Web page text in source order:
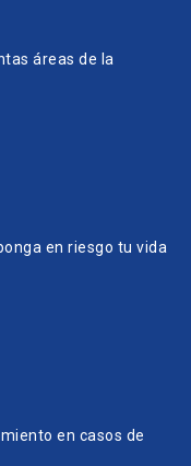
áreas de la
en riesgo tu vida
en casos de